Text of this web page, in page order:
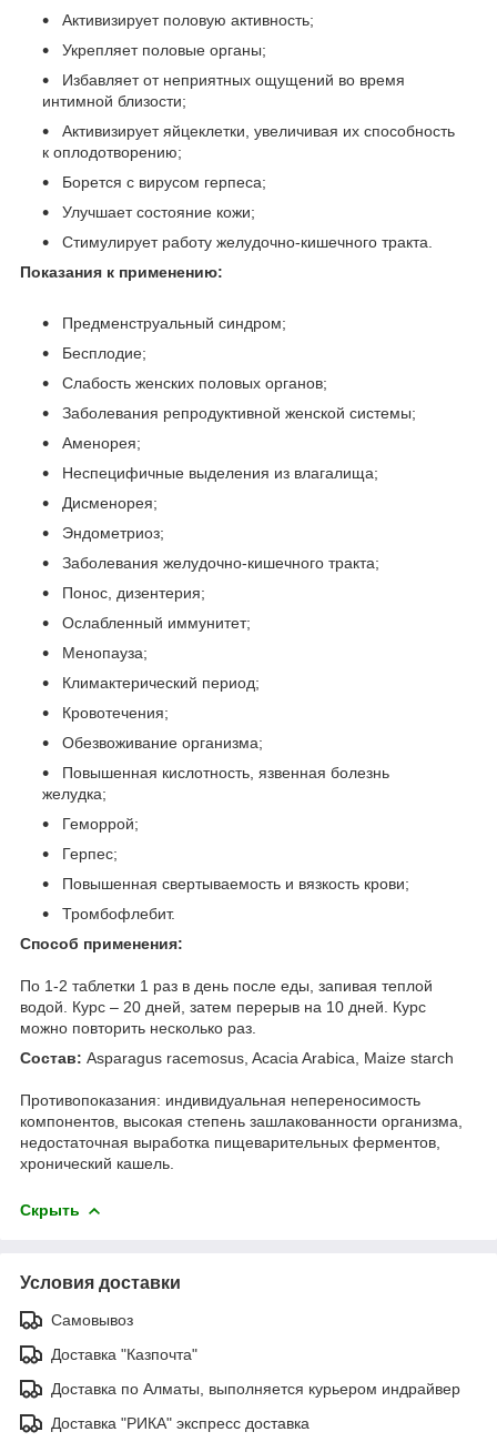
Активизирует половую активность;
Укрепляет половые органы;
Избавляет от неприятных ощущений во время
интимной близости;
Активизирует яйцеклетки, увеличивая их способность
к оплодотворению;
Борется с вирусом герпеса;
Улучшает состояние кожи;
Стимулирует работу желудочно-кишечного тракта.
Показания к применению:
Предменструальный синдром;
Бесплодие;
Слабость женских половых органов;
Заболевания репродуктивной женской системы;
Аменорея;
Неспецифичные выделения из влагалища;
Дисменорея;
Эндометриоз;
Заболевания желудочно-кишечного тракта;
Понос, дизентерия;
Ослабленный иммунитет;
Менопауза;
Климактерический период;
Кровотечения;
Обезвоживание организма;
Повышенная кислотность, язвенная болезнь
желудка;
Геморрой;
Герпес;
Повышенная свертываемость и вязкость крови;
Тромбофлебит.
Способ применения:
По 1-2 таблетки 1 раз в день после еды, запивая теплой
водой. Курс – 20 дней, затем перерыв на 10 дней. Курс
можно повторить несколько раз.
Состав: Asparagus racemosus, Acacia Arabica, Maize starch
Противопоказания: индивидуальная непереносимость
компонентов, высокая степень зашлакованности организма,
недостаточная выработка пищеварительных ферментов,
хронический кашель.
Скрыть
Условия доставки
Самовывоз
Доставка "Казпочта"
Доставка по Алматы, выполняется курьером индрайвер
Доставка "РИКА" экспресс доставка